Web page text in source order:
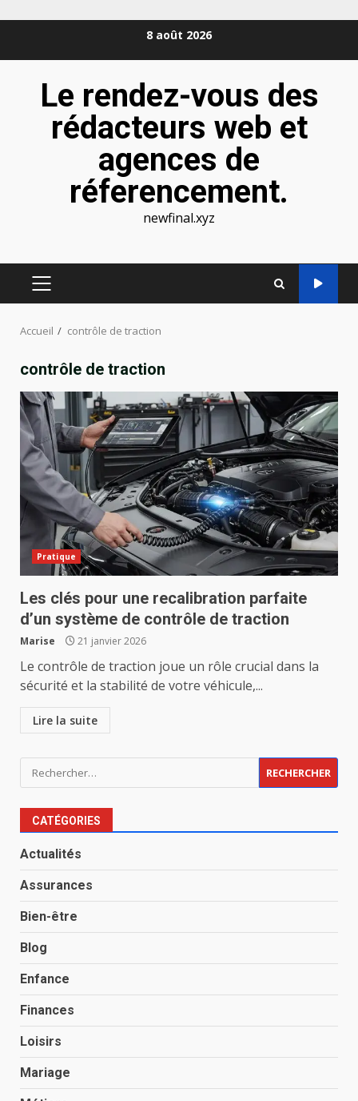
8 août 2026
Le rendez-vous des
rédacteurs web et
agences de
réferencement.
newfinal.xyz
MENU
Accueil contrôle de traction
contrôle de traction
Pratique
Les clés pour une recalibration parfaite
d’un système de contrôle de traction
Marise 21 janvier 2026
Le contrôle de traction joue un rôle crucial dans la
sécurité et la stabilité de votre véhicule,...
Lire la suite
Rechercher :
CATÉGORIES
Actualités
Assurances
Bien-être
Blog
Enfance
Finances
Loisirs
Mariage